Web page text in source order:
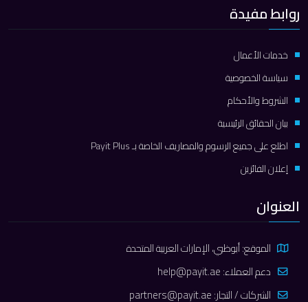
روابط مفيدة
خدمات الأعمال
سياسة الخصوصية
الشروط والأحكام
بيان الحقائق الرئيسية
اطلع على جميع الرسوم والمصاريف الخاصة بـ Payit Plus
إعلان الفائزين
العنوان
الموقع: أبوظبي، الإمارات العربية المتحدة
دعم العملاء:help@payit.ae
الشركات / التجار:partners@payit.ae